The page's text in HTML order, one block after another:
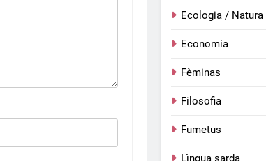
Ecologia / Natura
Economia
Fèminas
Filosofia
Fumetus
Lìngua sarda